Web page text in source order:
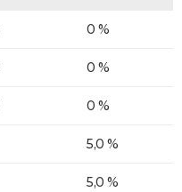
0 %
0 %
0 %
5,0 %
5,0 %